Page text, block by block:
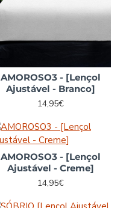
AMOROSO3 - [Lençol
Ajustável - Branco]
14,95€
AMOROSO3 - [Lençol
Ajustável - Creme]
14,95€